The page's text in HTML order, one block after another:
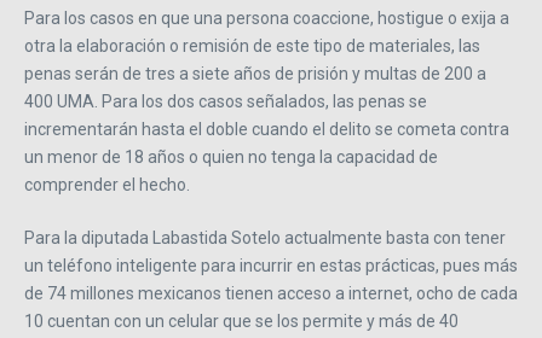
Para los casos en que una persona coaccione, hostigue o exija a
otra la elaboración o remisión de este tipo de materiales, las
penas serán de tres a siete años de prisión y multas de 200 a
400 UMA. Para los dos casos señalados, las penas se
incrementarán hasta el doble cuando el delito se cometa contra
un menor de 18 años o quien no tenga la capacidad de
comprender el hecho.
Para la diputada Labastida Sotelo actualmente basta con tener
un teléfono inteligente para incurrir en estas prácticas, pues más
de 74 millones mexicanos tienen acceso a internet, ocho de cada
10 cuentan con un celular que se los permite y más de 40